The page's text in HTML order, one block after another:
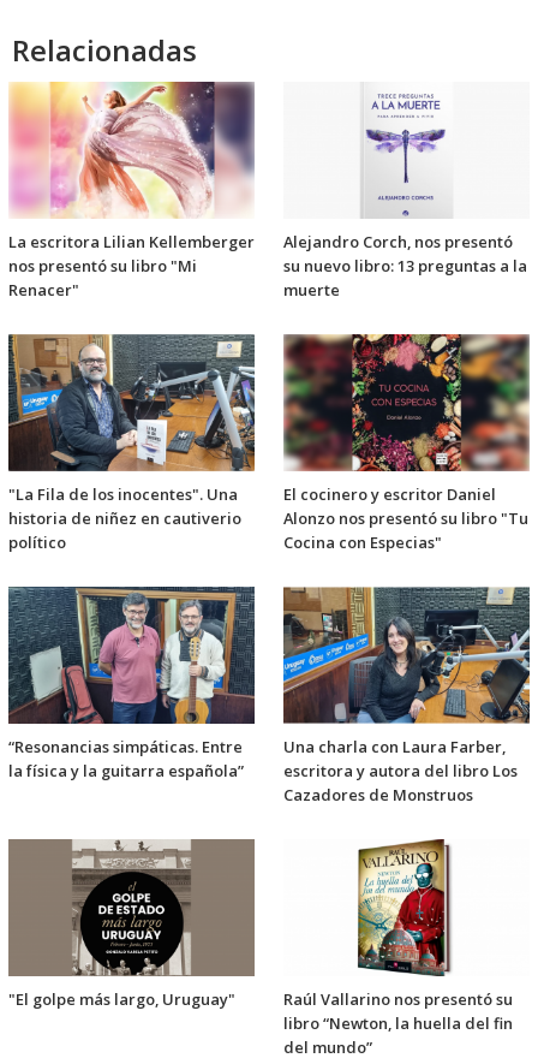
Relacionadas
La escritora Lilian Kellemberger
nos presentó su libro "Mi
Renacer"
Alejandro Corch, nos presentó
su nuevo libro: 13 preguntas a la
muerte
"La Fila de los inocentes". Una
historia de niñez en cautiverio
político
El cocinero y escritor Daniel
Alonzo nos presentó su libro "Tu
Cocina con Especias"
“Resonancias simpáticas. Entre
la física y la guitarra española”
Una charla con Laura Farber,
escritora y autora del libro Los
Cazadores de Monstruos
"El golpe más largo, Uruguay"
Raúl Vallarino nos presentó su
libro “Newton, la huella del fin
del mundo”